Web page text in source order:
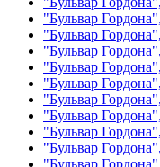
"Бульвар
"Бульвар
"Бульвар
"Бульвар
"Бульвар
"Бульвар
"Бульвар
"Бульвар
"Бульвар
"Бульвар